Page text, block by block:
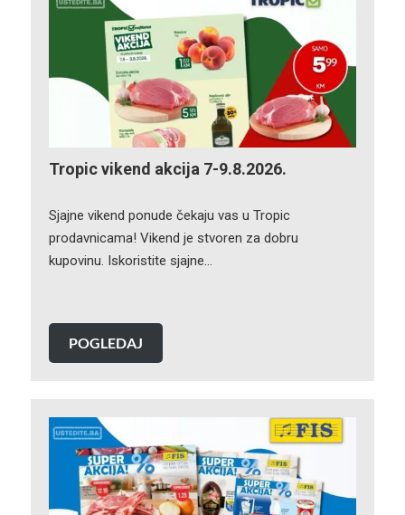
Tropic vikend akcija 7-9.8.2026.
Sjajne vikend ponude čekaju vas u Tropic
prodavnicama! Vikend je stvoren za dobru
kupovinu. Iskoristite sjajne…
POGLEDAJ